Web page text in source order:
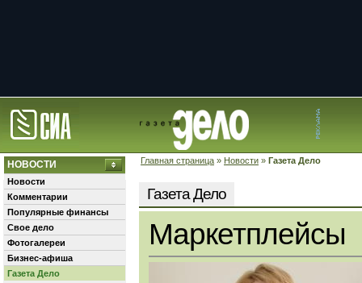
Главная страница » Новости » Газета Дело
НОВОСТИ
Новости
Комментарии
Популярные финансы
Свое дело
Фотогалереи
Бизнес-афиша
Газета Дело
Газета Дело
Маркетплейсы